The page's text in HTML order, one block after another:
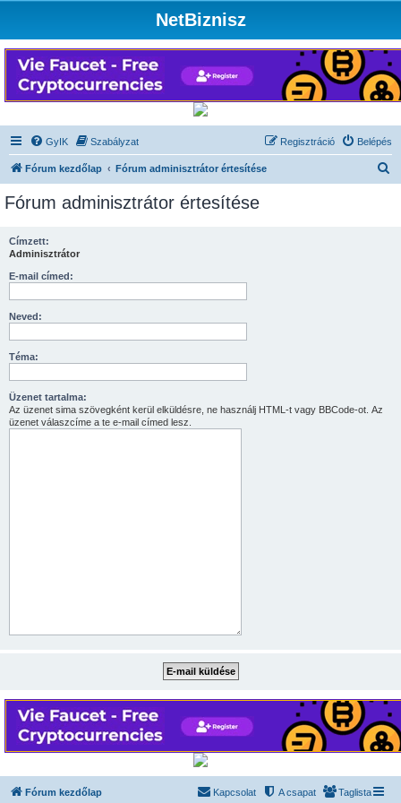
NetBiznisz
GyIK Szabályzat Belépés
Regisztráció
Fórum kezdőlap Fórum adminisztrátor értesítése
Fórum adminisztrátor értesítése
Címzett:
Adminisztrátor
E-mail címed:
Neved:
Téma:
Üzenet tartalma:
Az üzenet sima szövegként kerül elküldésre, ne használj HTML-t vagy BBCode-ot. Az
üzenet válaszcíme a te e-mail címed lesz.
Fórum kezdőlap Taglista
A csapat
Kapcsolat